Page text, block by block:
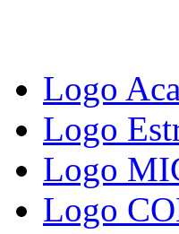
Logo
Logo
Logo
Logo